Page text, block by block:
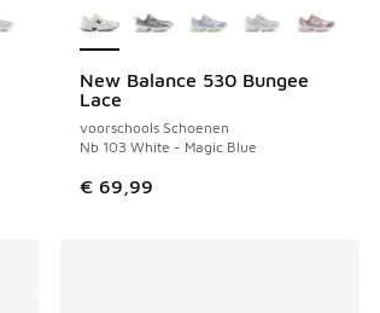
New Balance 530 Bungee
Lace
voorschools Schoenen
Nb 103 White - Magic Blue
€ 69,99